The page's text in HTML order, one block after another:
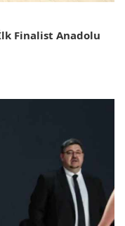
Finalist Anadolu